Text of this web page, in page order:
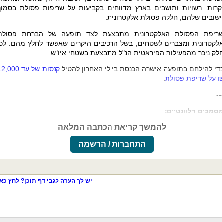
רשויות ותושבים בארץ מדווחים בקביעות על שריפות פסולת
שלהם, חלקה פסולת אלקטרונית.
הפסולת האלקטרונית מתבצעת לצד תופעה של הברחת
ומצברים לשטחים, בשל הרכיבים היקרים שאפשר לחלץ מהם.
ניכר מהפעילות הפיראטית הנ"ל מתבצעת בשטחי איו"ש.
להילחם בתופעה אישרה הכנסת ביולי האחרון להטיל
קנסות של עד
על שריפת פסולת
רלוונטיים:
להמשך קריאת הכתבה המלאה
התחברות / הרשמה
יש לך הערה לגבי דף תוכן? לחץ